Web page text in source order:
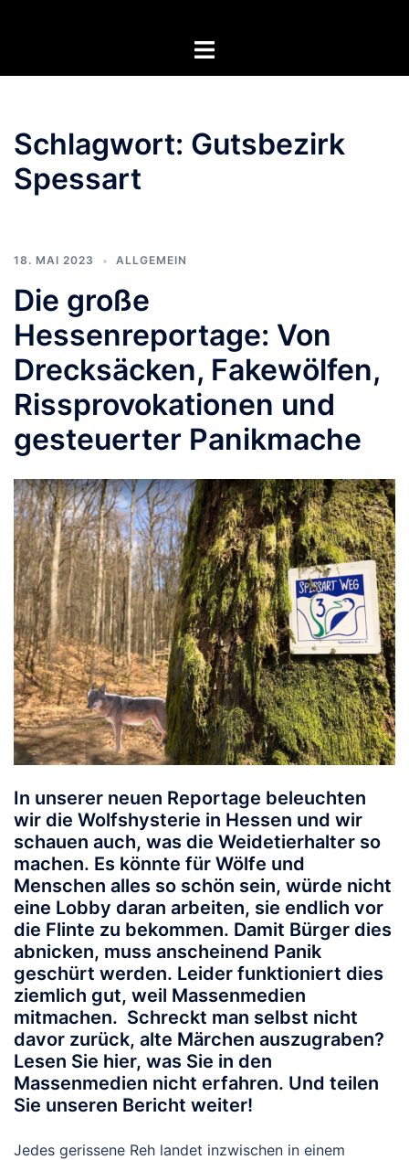
Menü
Schlagwort: Gutsbezirk
Spessart
18. MAI 2023 ALLGEMEIN
Die große
Hessenreportage: Von
Drecksäcken, Fakewölfen,
Rissprovokationen und
gesteuerter Panikmache
In unserer neuen Reportage beleuchten
wir die Wolfshysterie in Hessen und wir
schauen auch, was die Weidetierhalter so
machen. Es könnte für Wölfe und
Menschen alles so schön sein, würde nicht
eine Lobby daran arbeiten, sie endlich vor
die Flinte zu bekommen. Damit Bürger dies
abnicken, muss anscheinend Panik
geschürt werden. Leider funktioniert dies
ziemlich gut, weil Massenmedien
mitmachen. Schreckt man selbst nicht
davor zurück, alte Märchen auszugraben?
Lesen Sie hier, was Sie in den
Massenmedien nicht erfahren. Und teilen
Sie unseren Bericht weiter!
Jedes gerissene Reh landet inzwischen in einem